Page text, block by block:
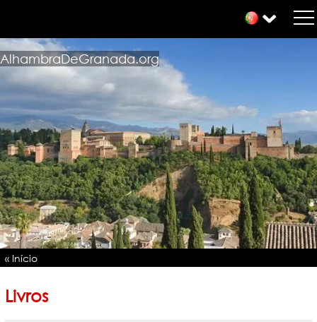
AlhambraDeGranada.org
« Início
Livros